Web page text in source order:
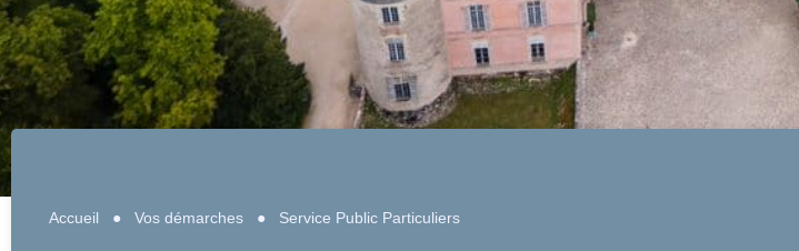
Accueil ● Vos démarches● Service Public Particuliers